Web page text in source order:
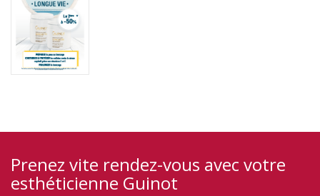
Prenez vite rendez-vous avec votre
esthéticienne Guinot